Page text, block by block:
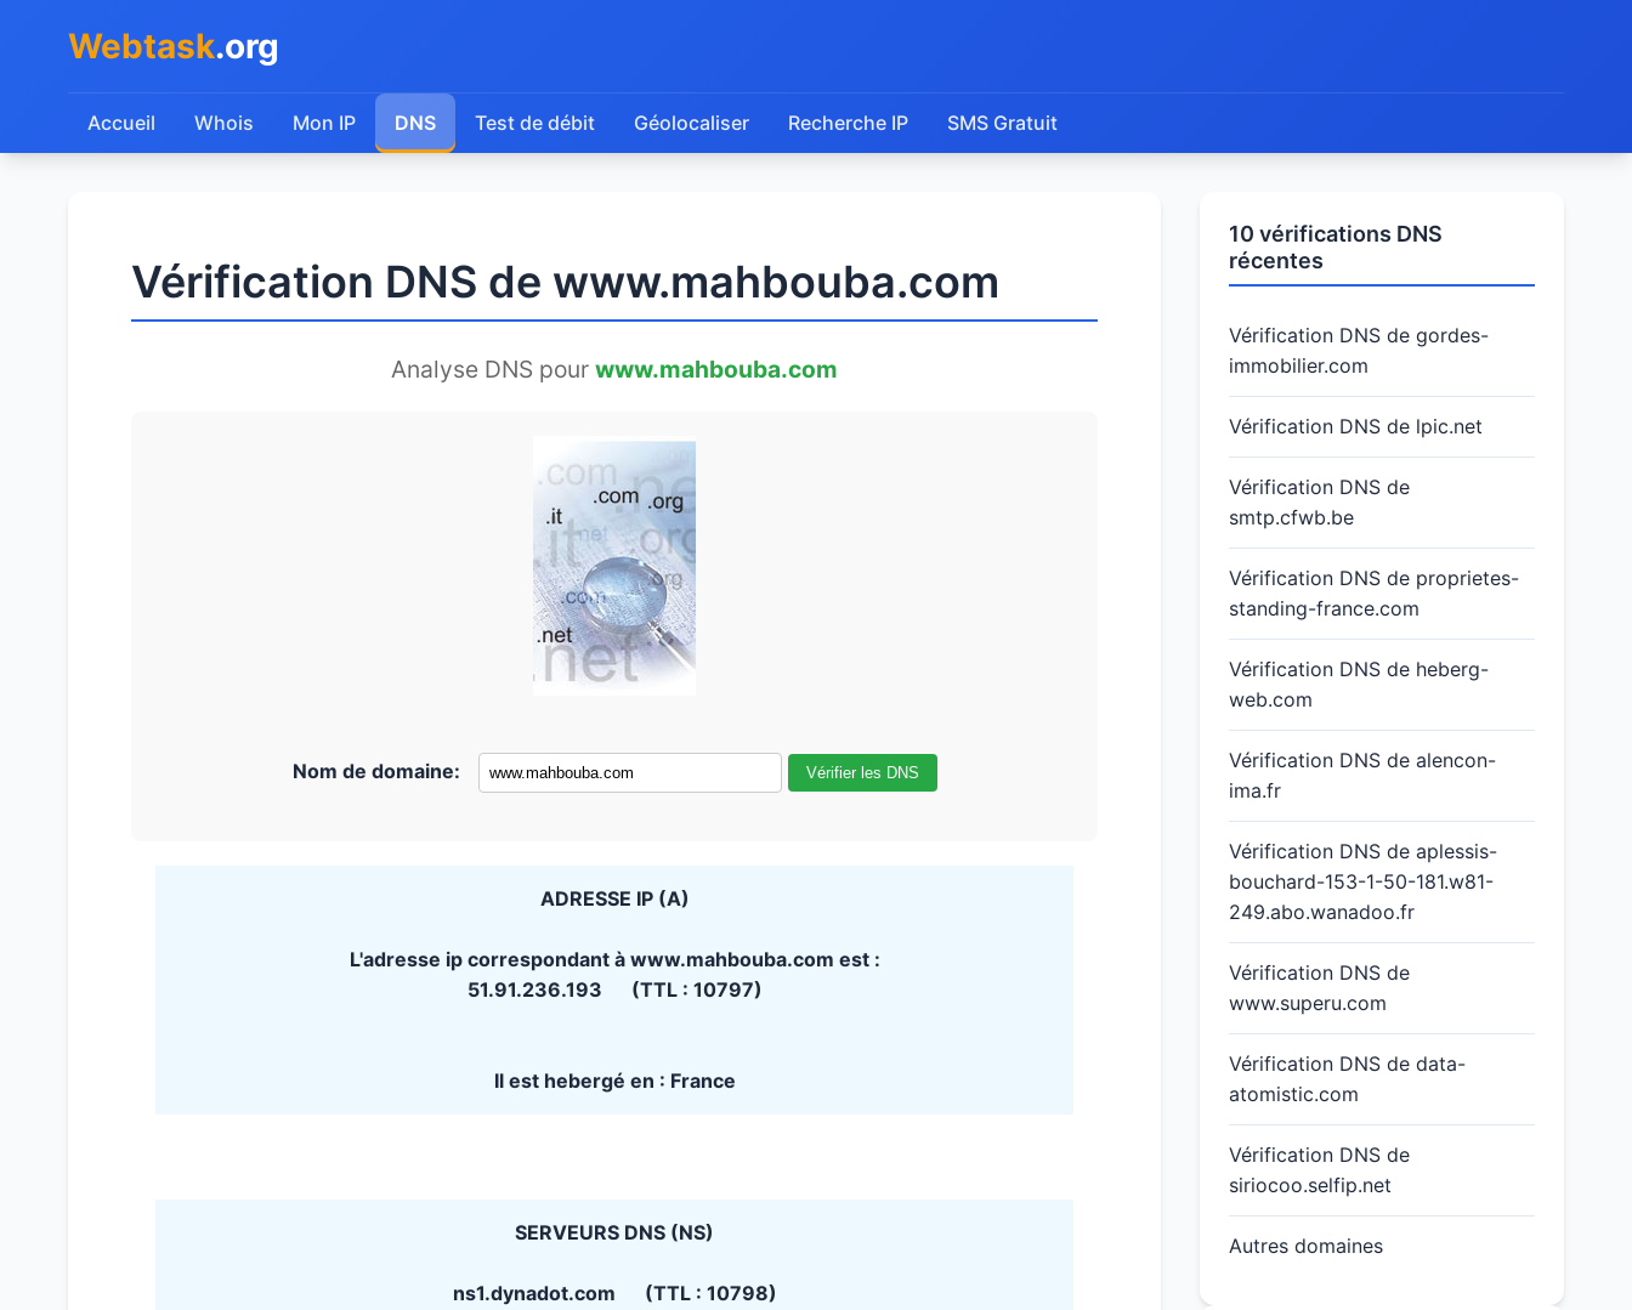
Webtask.org
Accueil Whois Mon IP DNS Test de débit Géolocaliser Recherche IP SMS Gratuit
Vérification DNS de www.mahbouba.com
Analyse DNS pour www.mahbouba.com
Nom de domaine: Vérifier les DNS
ADRESSE IP (A)
L'adresse ip correspondant à www.mahbouba.com est :
51.91.236.193 (TTL : 10797)
Il est hebergé en : France
SERVEURS DNS (NS)
ns1.dynadot.com (TTL : 10798)
10 vérifications DNS
récentes
Vérification DNS de gordes-
immobilier.com
Vérification DNS de lpic.net
Vérification DNS de
smtp.cfwb.be
Vérification DNS de proprietes-
standing-france.com
Vérification DNS de heberg-
web.com
Vérification DNS de alencon-
ima.fr
Vérification DNS de aplessis-
bouchard-153-1-50-181.w81-
249.abo.wanadoo.fr
Vérification DNS de
www.superu.com
Vérification DNS de data-
atomistic.com
Vérification DNS de
siriocoo.selfip.net
Autres domaines